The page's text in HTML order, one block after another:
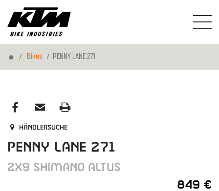
HomeBikes PENNY LANE 271
Händlersuche
PENNY LANE 271
2X9 SHIMANO ALTUS
849 €